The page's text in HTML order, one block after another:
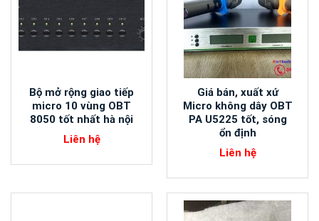
Bộ mở rộng giao tiếp
micro 10 vùng OBT
8050 tốt nhất hà nội
Liên hệ
Giá bán, xuất xứ
Micro không dây OBT
PA U5225 tốt, sóng
ổn định
Liên hệ